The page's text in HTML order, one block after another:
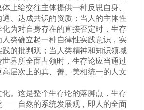
上给交往主体提供一种反思自身、
、达成共识的资质；当人的主体性
化为对自身存在的直接否定时，生存
类确立起一种自律性实践意识，实
践的批判观；当人类精神和知识领域
界所全面占领时，生存论应当通过
层次上的真、善、美相统一的人文
这是整个生存论的落脚点，生存
——自然的系统发展观，即人的全面